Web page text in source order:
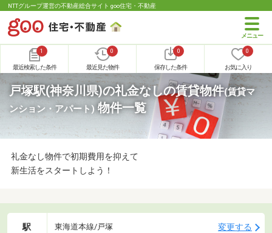
NTTグループ運営の不動産総合サイト goo住宅・不動産
1
最近検索した条件
0
最近見た物件
0
保存した条件
0
お気に入り
戸塚駅(神奈川県)の礼金なしの賃貸物件(賃貸マ
ンション・アパート) 物件一覧
礼金なし物件で初期費用を抑えて
新生活をスタートしよう！
駅 東海道本線/戸塚 変更する